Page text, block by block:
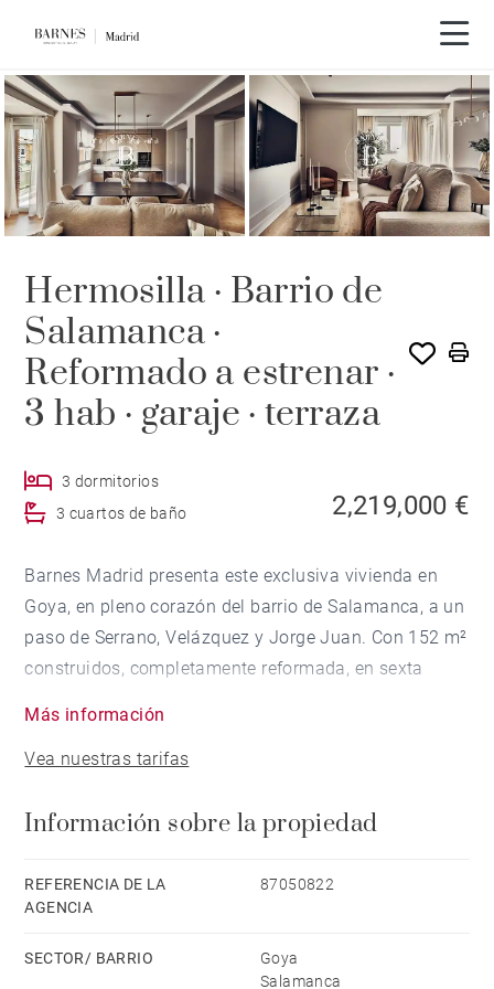
Recorrido en vídeo
Hermosilla · Barrio de
Salamanca ·
Reformado a estrenar ·
3 hab · garaje · terraza
3 dormitorios
3 cuartos de baño
2,219,000 €
Barnes Madrid presenta este exclusiva vivienda en
Goya, en pleno corazón del barrio de Salamanca, a un
paso de Serrano, Velázquez y Jorge Juan. Con 152 m²
construidos, completamente reformada, en sexta
La luz es lo primero que se nota al entrar. La
que el sol acompañe la vivienda durante gran parte
menor. El salón-comedor, amplio y bien
proporcionado, tiene salida directa a la terraza
que multiplica la sensación de espacio.
Más información
Vea nuestras tarifas
Información sobre la propiedad
REFERENCIA DE LA
AGENCIA
87050822
SECTOR/ BARRIO
Goya
Salamanca